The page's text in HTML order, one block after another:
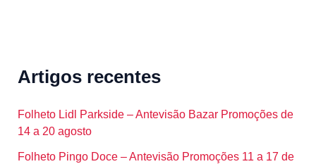
Artigos recentes
Folheto Lidl Parkside – Antevisão Bazar Promoções de
14 a 20 agosto
Folheto Pingo Doce – Antevisão Promoções 11 a 17 de